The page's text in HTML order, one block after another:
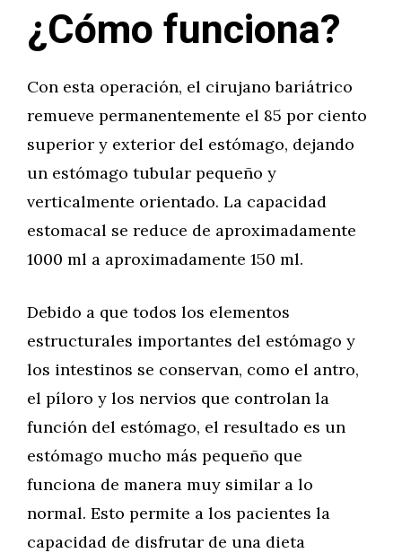
¿Cómo funciona?
Con esta operación, el cirujano bariátrico
remueve permanentemente el 85 por ciento
superior y exterior del estómago, dejando
un estómago tubular pequeño y
verticalmente orientado. La capacidad
estomacal se reduce de aproximadamente
1000 ml a aproximadamente 150 ml.
Debido a que todos los elementos
estructurales importantes del estómago y
los intestinos se conservan, como el antro,
el píloro y los nervios que controlan la
función del estómago, el resultado es un
estómago mucho más pequeño que
funciona de manera muy similar a lo
normal. Esto permite a los pacientes la
capacidad de disfrutar de una dieta